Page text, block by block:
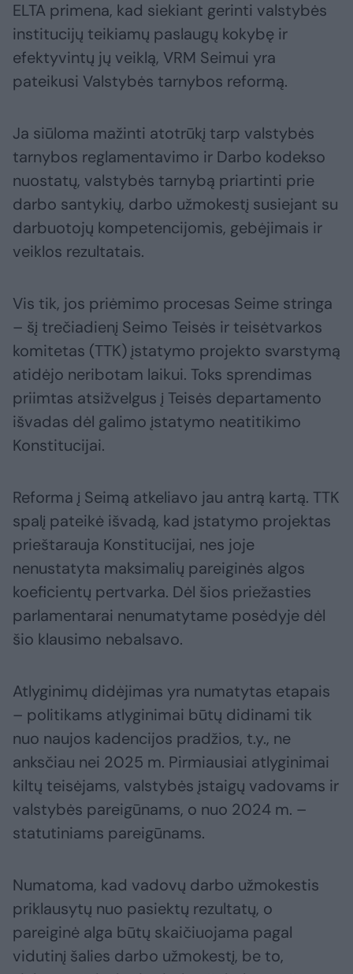
ELTA primena, kad siekiant gerinti valstybės
institucijų teikiamų paslaugų kokybę ir
efektyvintų jų veiklą, VRM Seimui yra
pateikusi Valstybės tarnybos reformą.
Ja siūloma mažinti atotrūkį tarp valstybės
tarnybos reglamentavimo ir Darbo kodekso
nuostatų, valstybės tarnybą priartinti prie
darbo santykių, darbo užmokestį susiejant su
darbuotojų kompetencijomis, gebėjimais ir
veiklos rezultatais.
Vis tik, jos priėmimo procesas Seime stringa
– šį trečiadienį Seimo Teisės ir teisėtvarkos
komitetas (TTK) įstatymo projekto svarstymą
atidėjo neribotam laikui. Toks sprendimas
priimtas atsižvelgus į Teisės departamento
išvadas dėl galimo įstatymo neatitikimo
Konstitucijai.
Reforma į Seimą atkeliavo jau antrą kartą. TTK
spalį pateikė išvadą, kad įstatymo projektas
prieštarauja Konstitucijai, nes joje
nenustatyta maksimalių pareiginės algos
koeficientų pertvarka. Dėl šios priežasties
parlamentarai nenumatytame posėdyje dėl
šio klausimo nebalsavo.
Atlyginimų didėjimas yra numatytas etapais
– politikams atlyginimai būtų didinami tik
nuo naujos kadencijos pradžios, t.y., ne
anksčiau nei 2025 m. Pirmiausiai atlyginimai
kiltų teisėjams, valstybės įstaigų vadovams ir
valstybės pareigūnams, o nuo 2024 m. –
statutiniams pareigūnams.
Numatoma, kad vadovų darbo užmokestis
priklausytų nuo pasiektų rezultatų, o
pareiginė alga būtų skaičiuojama pagal
vidutinį šalies darbo užmokestį, be to,